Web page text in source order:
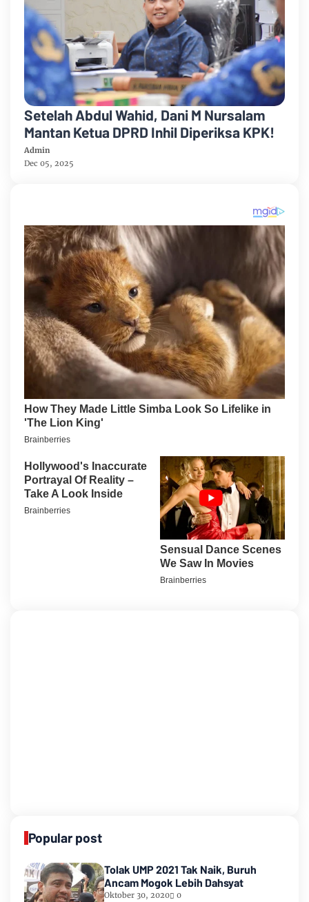
Setelah Abdul Wahid, Dani M Nursalam
Mantan Ketua DPRD Inhil Diperiksa KPK!
Admin
Dec 05, 2025
Popular post
Tolak UMP 2021 Tak Naik, Buruh
Ancam Mogok Lebih Dahsyat
Oktober 30, 2020 0